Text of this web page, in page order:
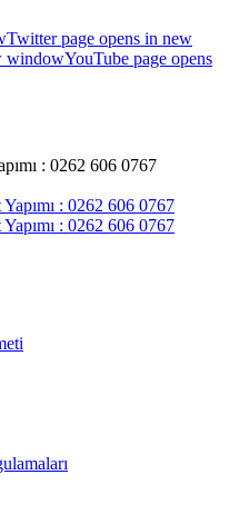
Twitter page opens in new
windowYouTube page opens
: 0262 606 0767